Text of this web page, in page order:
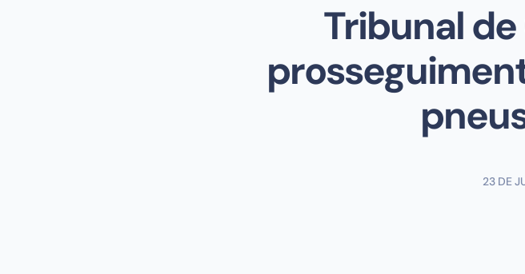
Tribunal
23 DE